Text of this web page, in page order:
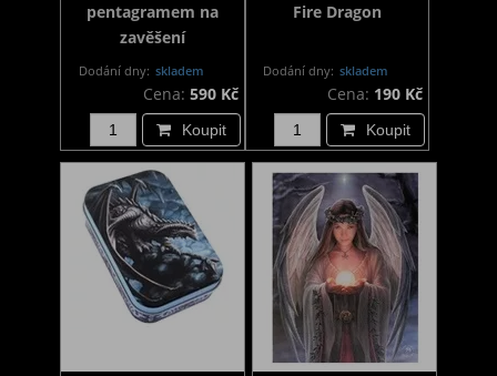
pentagramem na
zavěšení
Dodání dny: skladem
Cena: 590 Kč
Koupit
Fire Dragon
Dodání dny: skladem
Cena: 190 Kč
Koupit